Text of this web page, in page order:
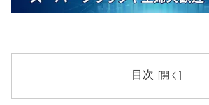
目次